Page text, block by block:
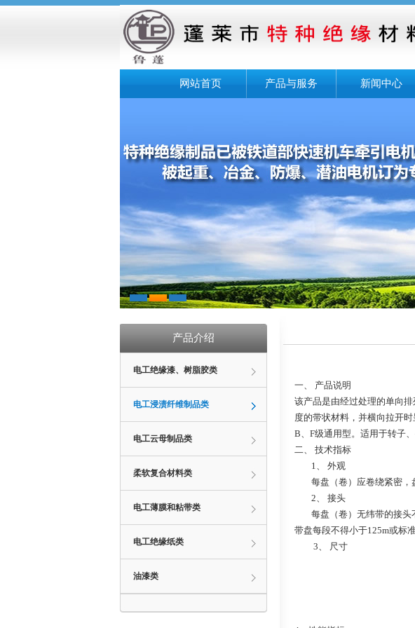
网站首页 产品与服务 新闻中心
产品介绍
电工绝缘漆、树脂胶类
电工浸渍纤维制品类
电工云母制品类
柔软复合材料类
电工薄膜和粘带类
电工绝缘纸类
油漆类
一、 产品说明
该产品是由经过处理的单向
度的带状材料，并横向拉开
B、F级通用型。适用于转子
二、 技术指标
1、 外观
每盘（卷）应卷绕紧密，
2、 接头
每盘（卷）无纬带的接头
带盘每段不得小于125m或标
3、 尺寸